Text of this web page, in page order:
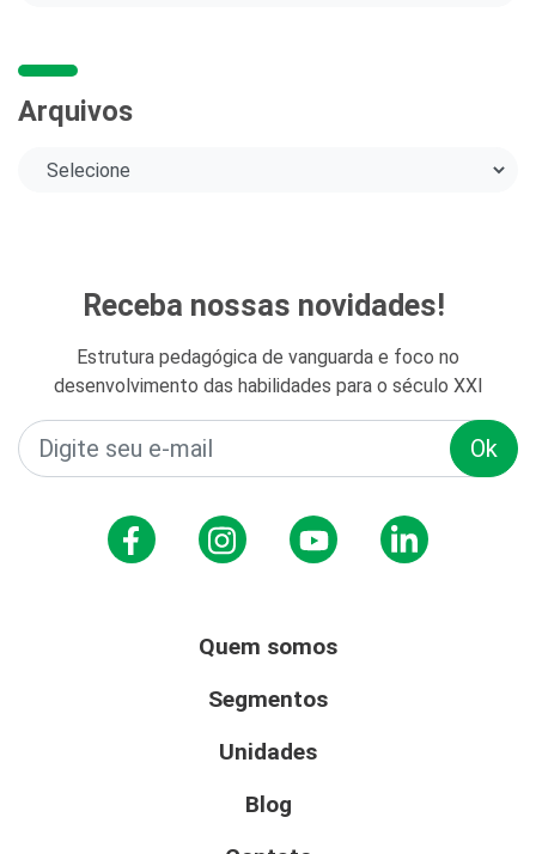
Arquivos
Receba nossas novidades!
Estrutura pedagógica de vanguarda e foco no
desenvolvimento das habilidades para o século XXI
Ok
Quem somos
Segmentos
Unidades
Blog